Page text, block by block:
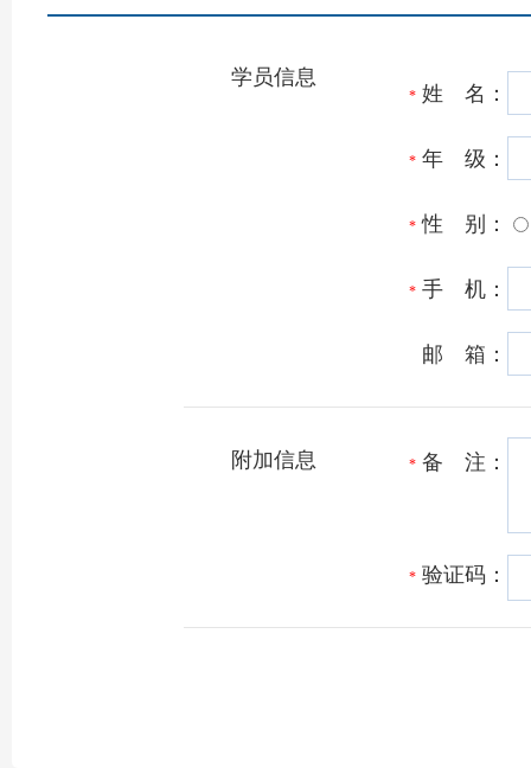
学员信息
* 姓 名：
* 年 级：
* 性 别：
* 手 机：
邮 箱：
附加信息 * 备 注：
* 验证码：